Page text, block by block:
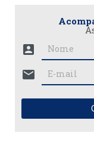
account_box
mail